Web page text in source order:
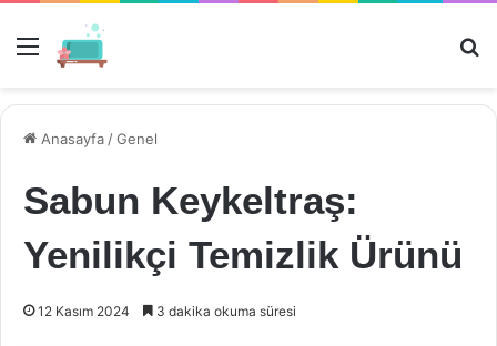
Menü
Anasayfa /Genel
Sabun Keykeltraş:
Yenilikçi Temizlik Ürünü
12 Kasım 2024 3 dakika okuma süresi